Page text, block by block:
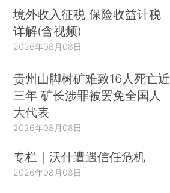
境外收入征税 保险收益计税
详解(含视频)
2026年08月08日
贵州山脚树矿难致16人死亡近
三年 矿长涉罪被罢免全国人
大代表
2026年08月08日
专栏｜沃什遭遇信任危机
2026年08月08日